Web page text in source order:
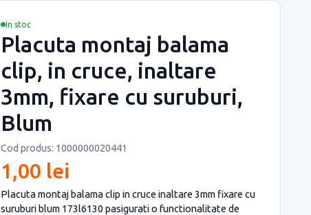
In stoc
Placuta montaj balama
clip, in cruce, inaltare
3mm, fixare cu suruburi,
Blum
Cod produs: 1000000020441
1,00 lei
Placuta montaj balama clip in cruce inaltare 3mm fixare cu
suruburi blum 173l6130 pasigurati o functionalitate de